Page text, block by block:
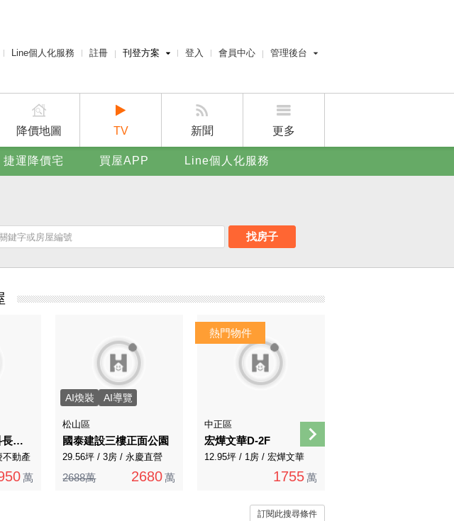
Line個人化服務 註冊 刊登方案
賣屋刊登
廣告刊登
登入 會員中心 管理後台
屋主管理後台
降價地圖 TV 新聞 更多
賣屋刊登
捷運降價宅 買屋APP Line個人化服務
找房子
※277士林北市科長堤華廈漂亮三房車
不動產
萬
AI煥裝 AI導覽
松山區
國泰建設三樓正面公園
29.56坪 / 3房 / 永慶直營
2688萬 2680 萬
中正區
宏燁文華D-2F
12.95坪 / 1房 / 宏燁文華
1755 萬
訂閱此搜尋條件